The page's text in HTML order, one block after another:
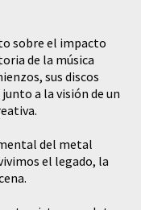
sobre el impacto
de la música
sus discos
a la visión de un
del metal
el legado, la